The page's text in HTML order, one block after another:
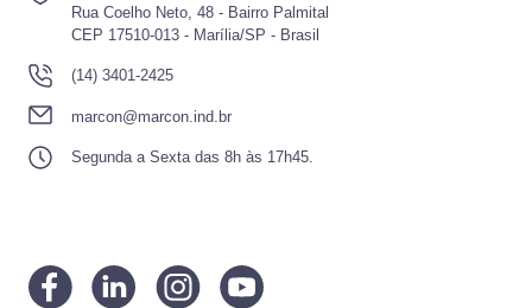
Rua Coelho Neto, 48 - Bairro Palmital
CEP 17510-013 - Marília/SP - Brasil
(14) 3401-2425
marcon@marcon.ind.br
Segunda a Sexta das 8h às 17h45.